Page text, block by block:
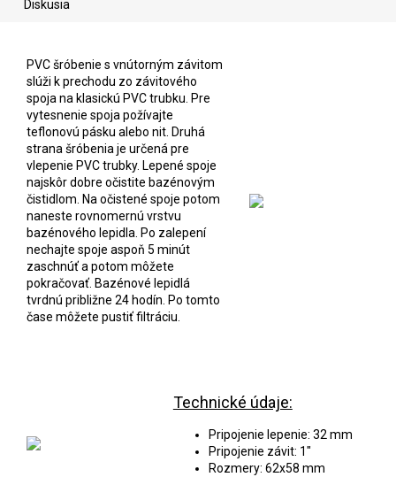
Diskusia
PVC šróbenie s vnútorným závitom
slúži k prechodu zo závitového
spoja na klasickú PVC trubku. Pre
vytesnenie spoja požívajte
teflonovú pásku alebo nit. Druhá
strana šróbenia je určená pre
vlepenie PVC trubky. Lepené spoje
najskôr dobre očistite bazénovým
čistidlom. Na očistené spoje potom
naneste rovnomernú vrstvu
bazénového lepidla. Po zalepení
nechajte spoje aspoň 5 minút
zaschnúť a potom môžete
pokračovať. Bazénové lepidlá
tvrdnú približne 24 hodín. Po tomto
čase môžete pustiť filtráciu.
Technické údaje:
Pripojenie lepenie: 32 mm
Pripojenie závit: 1"
Rozmery: 62x58 mm